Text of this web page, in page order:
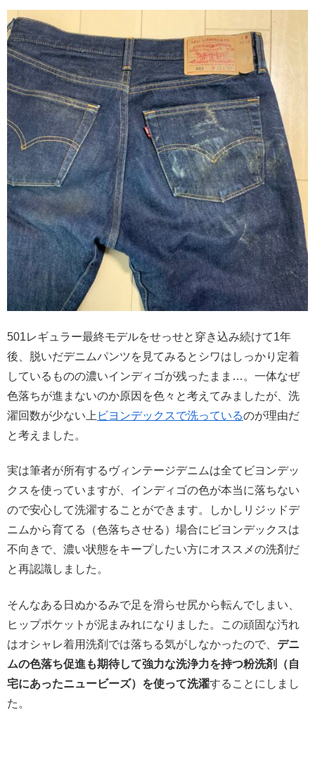
501レギュラー最終モデルをせっせと穿き込み続けて1年
後、脱いだデニムパンツを見てみるとシワはしっかり定着
しているものの濃いインディゴが残ったまま…。一体なぜ
色落ちが進まないのか原因を色々と考えてみましたが、洗
濯回数が少ない上 ビヨンデックスで洗っているのが理由だ
と考えました。
実は筆者が所有するヴィンテージデニムは全てビヨンデッ
クスを使っていますが、インディゴの色が本当に落ちない
ので安心して洗濯することができます。しかしリジッドデ
ニムから育てる（色落ちさせる）場合にビヨンデックスは
不向きで、濃い状態をキープしたい方にオススメの洗剤だ
と再認識しました。
そんなある日ぬかるみで足を滑らせ尻から転んでしまい、
ヒップポケットが泥まみれになりました。この頑固な汚れ
はオシャレ着用洗剤では落ちる気がしなかったので、 デニ
ムの色落ち促進も期待して強力な洗浄力を持つ粉洗剤（自
宅にあったニュービーズ）を使って洗濯することにしまし
た。